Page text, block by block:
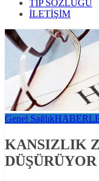
TIP SÖZLÜĞÜ
İLETİŞİM
Genel Sağlık
KANSIZLIK
DÜŞÜRÜYOR